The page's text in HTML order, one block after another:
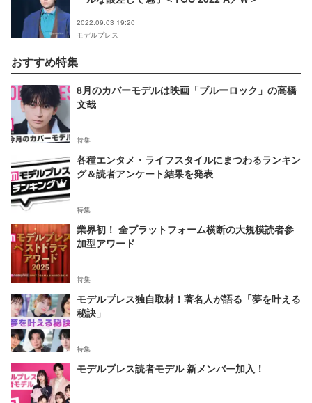
2022.09.03 19:20
モデルプレス
おすすめ特集
8月のカバーモデルは映画「ブルーロック」の高橋
文哉
特集
各種エンタメ・ライフスタイルにまつわるランキン
グ＆読者アンケート結果を発表
特集
業界初！ 全プラットフォーム横断の大規模読者参
加型アワード
特集
モデルプレス独自取材！著名人が語る「夢を叶える
秘訣」
特集
モデルプレス読者モデル 新メンバー加入！